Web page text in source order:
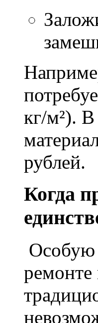
кг/м²).
рублей.
Когда
Особую